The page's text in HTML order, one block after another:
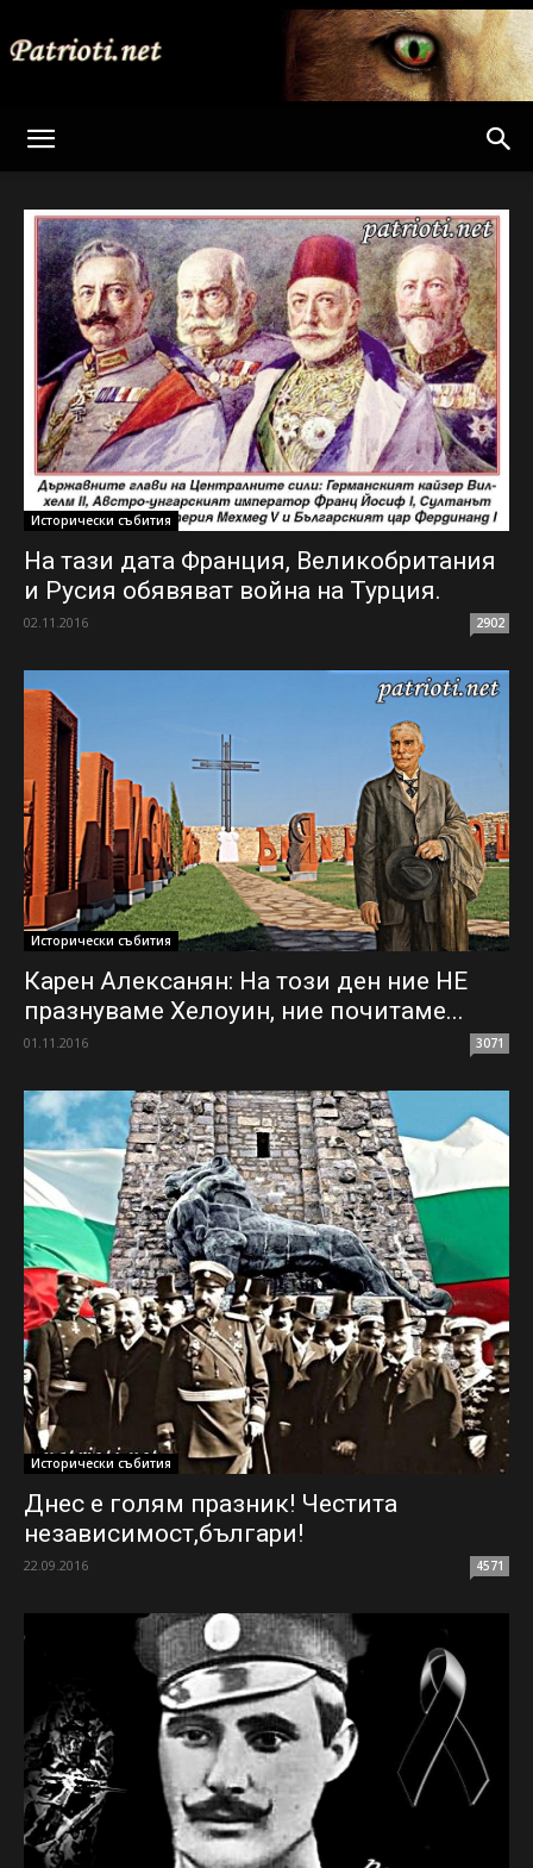
Net
Исторически събития
На тази дата Франция, Великобритания
и Русия обявяват война на Турция.
02.11.2016 2902
Исторически събития
Карен Алексанян: На този ден ние НЕ
празнуваме Хелоуин, ние почитаме...
01.11.2016 3071
Исторически събития
Днес е голям празник! Честита
независимост,българи!
22.09.2016 4571